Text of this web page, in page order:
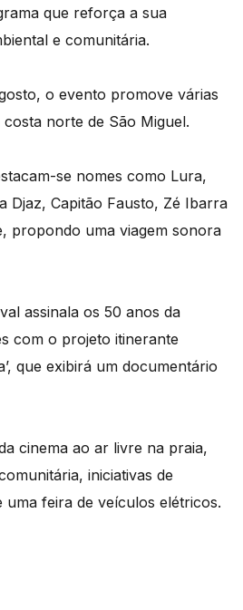
que reforça a sua
e comunitária.
o evento promove várias
norte de São Miguel.
se nomes como Lura,
Djaz, Capitão Fausto, Zé Ibarra
propondo uma viagem sonora
assinala os 50 anos da
com o projeto itinerante
que exibirá um documentário
cinema ao ar livre na praia,
iniciativas de
feira de veículos elétricos.